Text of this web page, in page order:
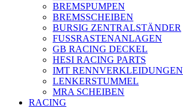
BREMSPUMPEN
BREMSSCHEIBEN
BURSIG ZENTRALSTÄNDER
FUSSRASTENANLAGEN
GB RACING DECKEL
HESI RACING PARTS
IMT RENNVERKLEIDUNGEN
LENKERSTUMMEL
MRA SCHEIBEN
RACING